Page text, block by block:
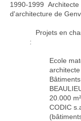
1990-1999 Architecte
d'architecture de
Projets en
:
Ecole
20.000
CODIC